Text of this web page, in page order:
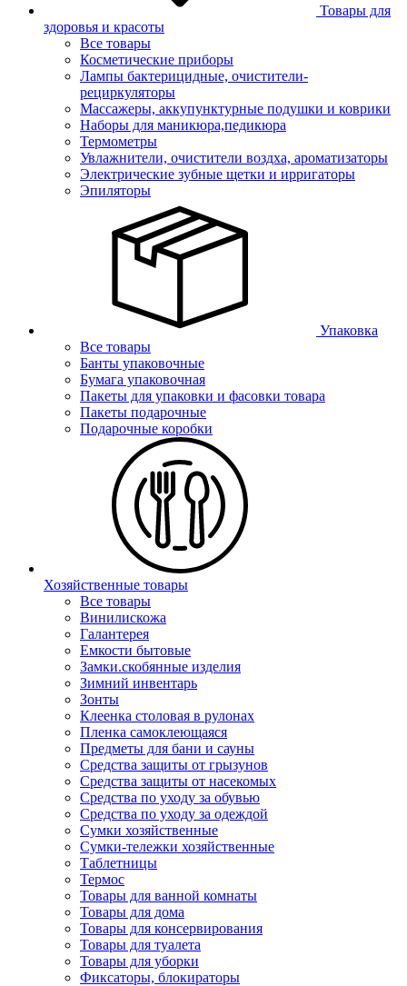
Товары для
здоровья и красоты
Все товары
Косметические приборы
Лампы бактерицидные, очистители-
рециркуляторы
Массажеры, аккупунктурные подушки и коврики
Наборы для маникюра,педикюра
Термометры
Увлажнители, очистители воздха, ароматизаторы
Электрические зубные щетки и ирригаторы
Эпиляторы
Упаковка
Все товары
Банты упаковочные
Бумага упаковочная
Пакеты для упаковки и фасовки товара
Пакеты подарочные
Подарочные коробки
Хозяйственные товары
Все товары
Винилискожа
Галантерея
Емкости бытовые
Замки.скобянные изделия
Зимний инвентарь
Зонты
Клеенка столовая в рулонах
Пленка самоклеющаяся
Предметы для бани и сауны
Средства защиты от грызунов
Средства защиты от насекомых
Средства по уходу за обувью
Средства по уходу за одеждой
Сумки хозяйственные
Сумки-тележки хозяйственные
Таблетницы
Термос
Товары для ванной комнаты
Товары для дома
Товары для консервирования
Товары для туалета
Товары для уборки
Фиксаторы, блокираторы